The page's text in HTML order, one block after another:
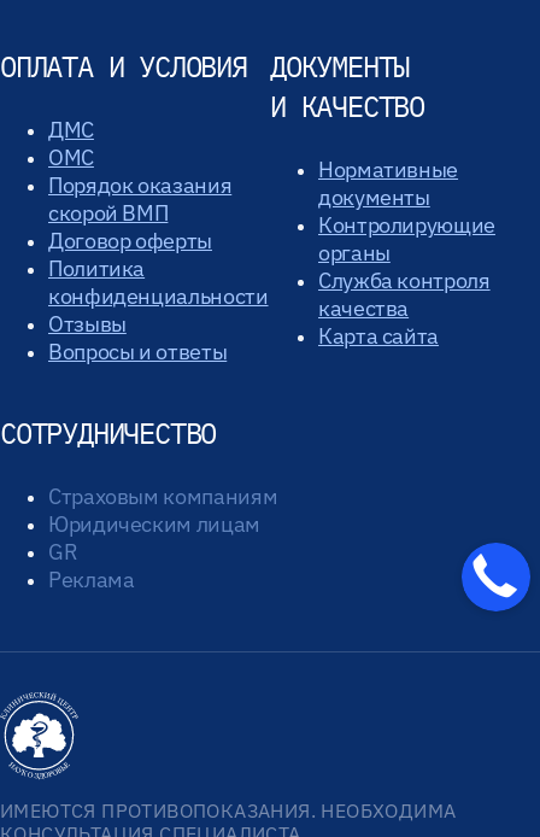
ОПЛАТА И УСЛОВИЯ
ДМС
ОМС
Порядок оказания
скорой ВМП
Договор оферты
Политика
конфиденциальности
Отзывы
Вопросы и ответы
ДОКУМЕНТЫ
И КАЧЕСТВО
Нормативные
документы
Контролирующие
органы
Служба контроля
качества
Карта сайта
СОТРУДНИЧЕСТВО
Страховым компаниям
Юридическим лицам
GR
Реклама
ИМЕЮТСЯ ПРОТИВОПОКАЗАНИЯ. НЕОБХОДИМА